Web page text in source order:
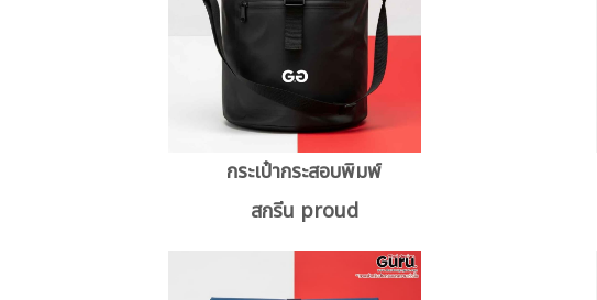
กระเป๋ากระสอบพิมพ์
สกรีน proud